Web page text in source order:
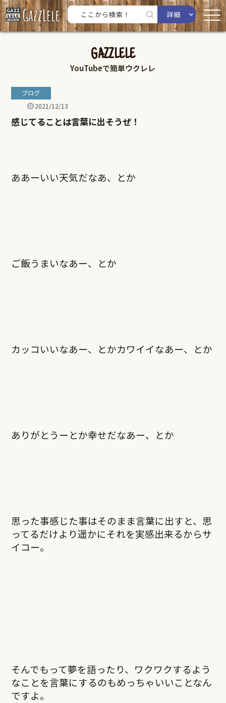
詳細
GAZZLELE
YouTubeで簡単ウクレレ
ブログ
2021/12/13
感じてることは言葉に出そうぜ！
ああーいい天気だなあ、とか
ご飯うまいなあー、とか
カッコいいなあー、とかカワイイなあー、とか
ありがとうーとか幸せだなあー、とか
思った事感じた事はそのまま言葉に出すと、思
ってるだけより遥かにそれを実感出来るからサ
イコー。
そんでもって夢を語ったり、ワクワクするよう
なことを言葉にするのもめっちゃいいことなん
ですよ。